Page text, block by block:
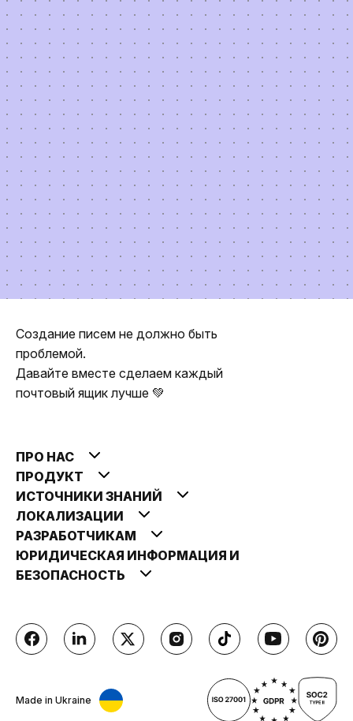
Создание писем не должно быть
проблемой.
Давайте вместе сделаем каждый
почтовый ящик лучше 💚
ПРО НАС
ПРОДУКТ
ИСТОЧНИКИ ЗНАНИЙ
ЛОКАЛИЗАЦИИ
РАЗРАБОТЧИКАМ
ЮРИДИЧЕСКАЯ ИНФОРМАЦИЯ И
БЕЗОПАСНОСТЬ
Made in Ukraine